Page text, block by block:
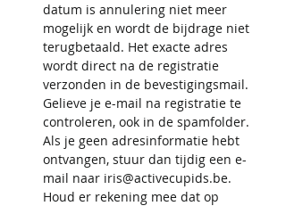
datum is annulering niet meer
mogelijk en wordt de bijdrage niet
terugbetaald. Het exacte adres
wordt direct na de registratie
verzonden in de bevestigingsmail.
Gelieve je e-mail na registratie te
controleren, ook in de spamfolder.
Als je geen adresinformatie hebt
ontvangen, stuur dan tijdig een e-
mail naar iris@activecupids.be.
Houd er rekening mee dat op